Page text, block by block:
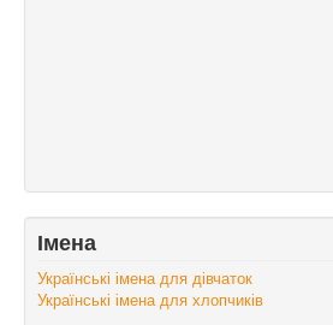
Імена
Українські імена для дівчаток
Українські імена для хлопчиків